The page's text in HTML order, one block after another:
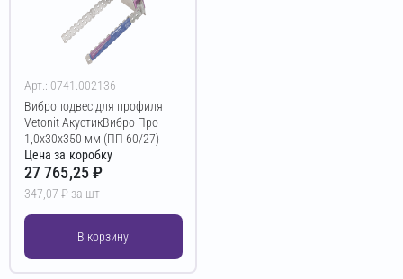
Арт.: 0741.002136
Виброподвес для профиля
Vetonit АкустикВибро Про
1,0х30х350 мм (ПП 60/27)
Цена за коробку
27 765,25 ₽
347,07 ₽ за шт
В корзину